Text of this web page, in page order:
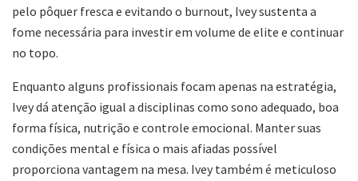
pelo pôquer fresca e evitando o burnout, Ivey sustenta a
fome necessária para investir em volume de elite e continuar
no topo.
Enquanto alguns profissionais focam apenas na estratégia,
Ivey dá atenção igual a disciplinas como sono adequado, boa
forma física, nutrição e controle emocional. Manter suas
condições mental e física o mais afiadas possível
proporciona vantagem na mesa. Ivey também é meticuloso